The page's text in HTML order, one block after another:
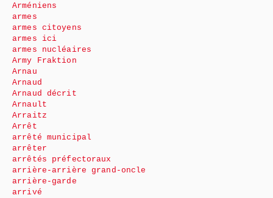
Arméniens
armes
armes citoyens
armes ici
armes nucléaires
Army Fraktion
Arnau
Arnaud
Arnaud décrit
Arnault
Arraitz
Arrêt
arrêté municipal
arrêter
arrêtés préfectoraux
arrière-arrière grand-oncle
arrière-garde
arrivé